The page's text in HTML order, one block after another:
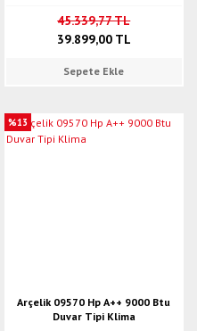
45.339,77 TL
39.899,00 TL
Sepete Ekle
%13
Arçelik 09570 Hp A++ 9000 Btu
Duvar Tipi Klima